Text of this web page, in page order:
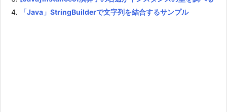
「Java」StringBuilderで文字列を結合するサンプル